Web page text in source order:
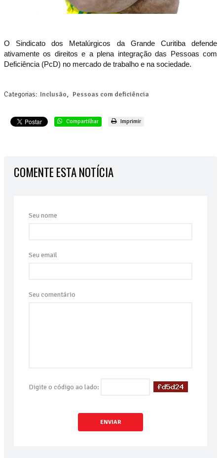
O Sindicato dos Metalúrgicos da Grande Curitiba defende
ativamente os direitos e a plena integração das Pessoas com
Deficiência (PcD) no mercado de trabalho e na sociedade.
Categorias: Inclusão, Pessoas com deficiência
Compartilhar Imprimir
COMENTE ESTA NOTÍCIA
Seu nome
Seu email
Seu comentário
Digite o código ao lado:
ENVIAR